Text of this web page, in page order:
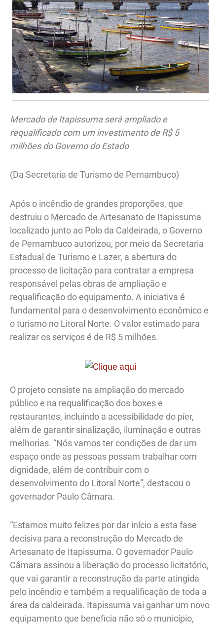
Mercado de Itapissuma será ampliado e
requalificado com um investimento de R$ 5
milhões do Governo do Estado
(Da Secretaria de Turismo de Pernambuco)
Após o incêndio de grandes proporções, que
destruiu o Mercado de Artesanato de Itapissuma
localizado junto ao Polo da Caldeirada, o Governo
de Pernambuco autorizou, por meio da Secretaria
Estadual de Turismo e Lazer, a abertura do
processo de licitação para contratar a empresa
responsável pelas obras de ampliação e
requalificação do equipamento. A iniciativa é
fundamental para o desenvolvimento econômico e
o turismo no Litoral Norte. O valor estimado para
realizar os serviços é de R$ 5 milhões.
O projeto consiste na ampliação do mercado
público e na requalificação dos boxes e
restaurantes, incluindo a acessibilidade do píer,
além de garantir sinalização, iluminação e outras
melhorias. “Nós vamos ter condições de dar um
espaço onde as pessoas possam trabalhar com
dignidade, além de contribuir com o
desenvolvimento do Litoral Norte”, destacou o
governador Paulo Câmara.
“Estamos muito felizes por dar início a esta fase
decisiva para a reconstrução do Mercado de
Artesanato de Itapissuma. O governador Paulo
Câmara assinou a liberação do processo licitatório,
que vai garantir a reconstrução da parte atingida
pelo incêndio e também a requalificação de toda a
área da caldeirada. Itapissuma vai ganhar um novo
equipamento que beneficia não só o município,